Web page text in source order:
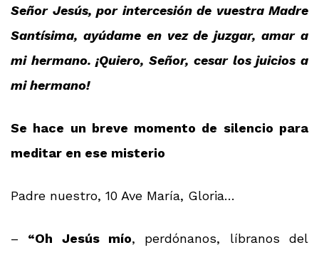
Señor Jesús, por intercesión de vuestra Madre
Santísima, ayúdame en vez de juzgar, amar a
mi hermano. ¡Quiero, Señor, cesar los juicios a
mi hermano!
Se hace un breve momento de silencio para
meditar en ese misterio
Padre nuestro, 10 Ave María, Gloria…
– “Oh Jesús mío, perdónanos, líbranos del